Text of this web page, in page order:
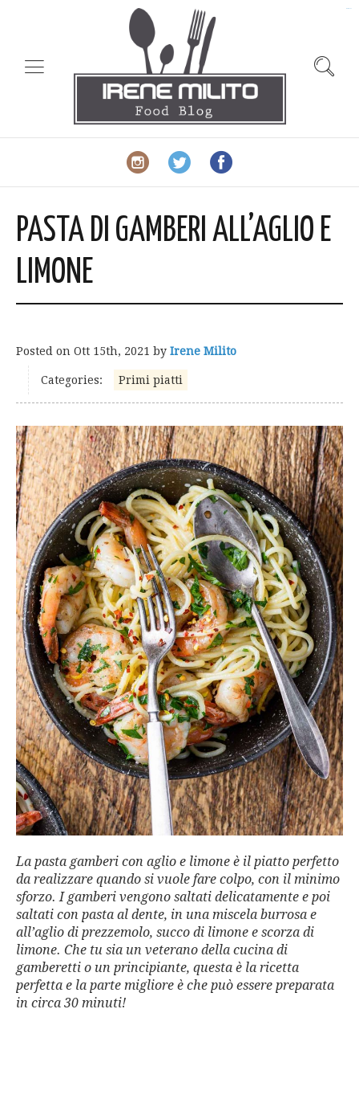
PASTA DI GAMBERI ALL’AGLIO E
LIMONE
Posted on Ott 15th, 2021 by Irene Milito
Categories: Primi piatti
La pasta gamberi con aglio e limone è il piatto perfetto
da realizzare quando si vuole fare colpo, con il minimo
sforzo. I gamberi vengono saltati delicatamente e poi
saltati con pasta al dente, in una miscela burrosa e
all’aglio di prezzemolo, succo di limone e scorza di
limone. Che tu sia un veterano della cucina di
gamberetti o un principiante, questa è la ricetta
perfetta e la parte migliore è che può essere preparata
in circa 30 minuti!